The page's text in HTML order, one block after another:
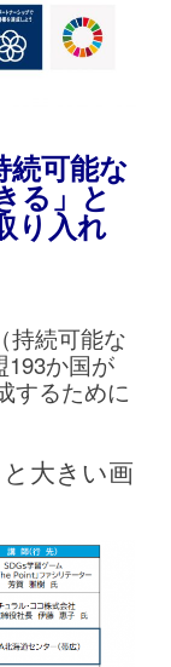
続可能な
る」と
り入れ
持続可能な
193か国が
するために
大きい画